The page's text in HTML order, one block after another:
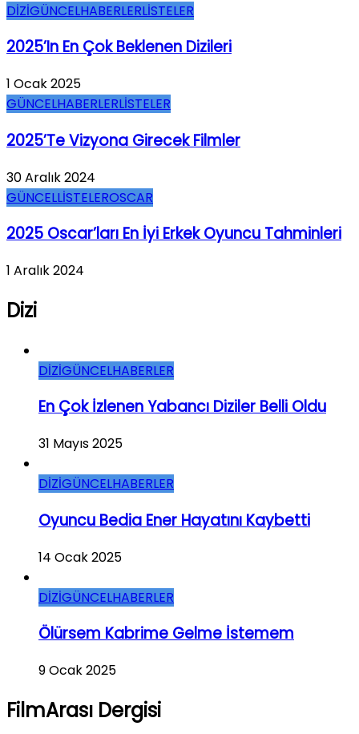
DİZİGÜNCELHABERLERLİSTELER
2025’in En Çok Beklenen Dizileri
1 Ocak 2025
GÜNCELHABERLERLİSTELER
2025’te Vizyona Girecek Filmler
30 Aralık 2024
GÜNCELLİSTELEROSCAR
2025 Oscar’ları En İyi Erkek Oyuncu Tahminleri
1 Aralık 2024
Dizi
DİZİGÜNCELHABERLER
En Çok İzlenen Yabancı Diziler Belli Oldu
31 Mayıs 2025
DİZİGÜNCELHABERLER
Oyuncu Bedia Ener Hayatını Kaybetti
14 Ocak 2025
DİZİGÜNCELHABERLER
Ölürsem Kabrime Gelme İstemem
9 Ocak 2025
FilmArası Dergisi